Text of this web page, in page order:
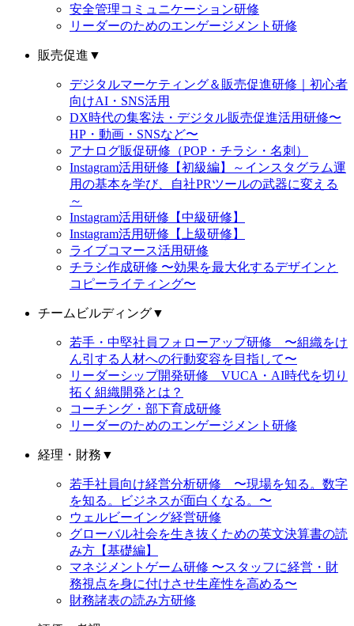
安全管理コミュニケーション研修
リーダーのためのエンゲージメント研修
販売促進 ▼
デジタルマーケティング＆販売促進研修｜初心者
向けAI・SNS活用
DX時代の集客法・デジタル販売促進活用研修〜
HP・動画・SNSなど〜
アナログ販促研修（POP・チラシ・名刺）
Instagram活用研修【初級編】～インスタグラム運
用の基本を学び、自社PRツールの武器に変える
～
Instagram活用研修【中級研修】
Instagram活用研修【上級研修】
ライブコマース活用研修
チラシ作成研修 〜効果を最大化するデザインと
コピーライティング〜
チームビルディング▼
若手・中堅社員フォローアップ研修 〜組織をけ
ん引する人材への行動変容を目指して〜
リーダーシップ開発研修 VUCA・AI時代を切り
拓く組織開発とは？
コーチング・部下育成研修
リーダーのためのエンゲージメント研修
経理・財務 ▼
若手社員向け経営分析研修 〜現場を知る。数字
を知る。ビジネスが面白くなる。〜
ウェルビーイング経営研修
グローバル社会を生き抜くための英文決算書の読
み方【基礎編】
マネジメントゲーム研修 〜スタッフに経営・財
務視点を身に付けさせ生産性を高める〜
財務諸表の読み方研修